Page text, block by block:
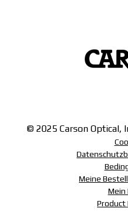
© 2025 Carson Optical,
Meine
Mein
Product